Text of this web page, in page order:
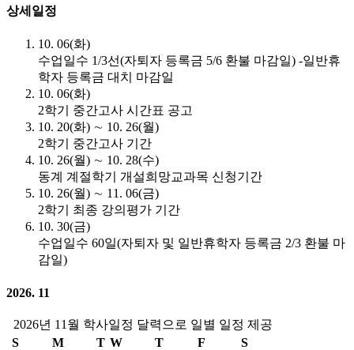
상세일정
10. 06(화)
수업일수 1/3선(자퇴자 등록금 5/6 환불 마감일) -일반휴
학자 등록금 대치 마감일
10. 06(화)
2학기 중간고사 시간표 공고
10. 20(화) ∼ 10. 26(월)
2학기 중간고사 기간
10. 26(월) ∼ 10. 28(수)
동계 계절학기 개설희망교과목 신청기간
10. 26(월) ∼ 11. 06(금)
2학기 최종 강의평가 기간
10. 30(금)
수업일수 60일(자퇴자 및 일반휴학자 등록금 2/3 환불 마
감일)
2026. 11
2026년 11월 학사일정 달력으로 일별 일정 제공
S
M T W T F
S